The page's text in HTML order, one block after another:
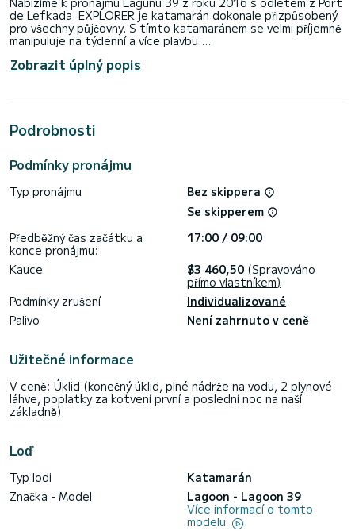
de Lefkada. EXPLORER je katamarán dokonale přizpůsobený
pro všechny půjčovny. S tímto katamaránem se velmi příjemně
manipuluje na týdenní a více plavbu.
Loď má 4 plně vybavené kajuty a kapacitu 10 osob. S
celkovou délkou 12 metrů bude vaším nejlepším spojencem
Lefkada
Tato Lagoon 39 je vybavena 4 hlavicemi se sprchou.
genoa. Má následující vybavení: Autopilot, Reproduktory,
Neváhejte nás kontaktovat ohledně cenovou nabídku, s
Zobrazit úplný popis
Podrobnosti
Podmínky pronájmu
Typ pronájmu
Bez skippera
Se skipperem
Předběžný čas začátku a
konce pronájmu:
17:00 / 09:00
Kauce
$3 460,50 (Spravováno
přímo vlastníkem)
Podmínky zrušení
Individualizované
Palivo
Není zahrnuto v ceně
Užitečné informace
V ceně: Úklid (konečný úklid, plné nádrže na vodu, 2 plynové
láhve, poplatky za kotvení první a poslední noc na naší
základně)
Loď
Typ lodi
Katamarán
Značka - Model
Lagoon - Lagoon 39
Více informací o tomto
modelu